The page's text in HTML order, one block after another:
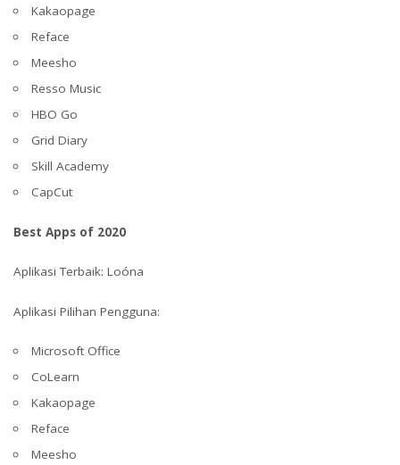
Kakaopage
Reface
Meesho
Resso Music
HBO Go
Grid Diary
Skill Academy
CapCut
Best Apps of 2020
Aplikasi Terbaik: Loóna
Aplikasi Pilihan Pengguna:
Microsoft Office
CoLearn
Kakaopage
Reface
Meesho